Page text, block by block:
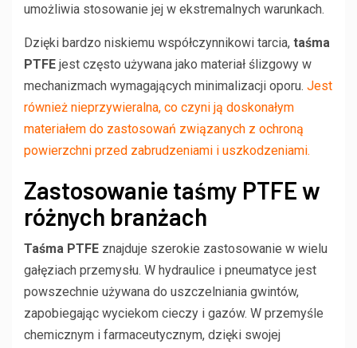
umożliwia stosowanie jej w ekstremalnych warunkach.
Dzięki bardzo niskiemu współczynnikowi tarcia, taśma
PTFE jest często używana jako materiał ślizgowy w
mechanizmach wymagających minimalizacji oporu. Jest
również nieprzywieralna, co czyni ją doskonałym
materiałem do zastosowań związanych z ochroną
powierzchni przed zabrudzeniami i uszkodzeniami.
Zastosowanie taśmy PTFE w
różnych branżach
Taśma PTFE znajduje szerokie zastosowanie w wielu
gałęziach przemysłu. W hydraulice i pneumatyce jest
powszechnie używana do uszczelniania gwintów,
zapobiegając wyciekom cieczy i gazów. W przemyśle
chemicznym i farmaceutycznym, dzięki swojej